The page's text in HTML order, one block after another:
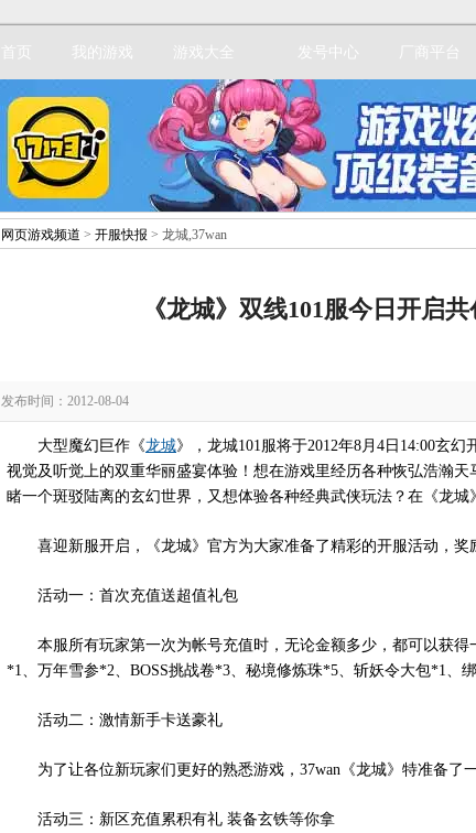
首页 我的游戏 游戏大全 发号中心 厂商平台
网页游戏频道 > 开服快报 > 龙城,37wan
《龙城》双线101服今日开启
发布时间：2012-08-04
大型魔幻巨作《龙城》，龙城101服将于2012年8月4日14:00玄
视觉及听觉上的双重华丽盛宴体验！想在游戏里经历各种恢弘浩瀚天
睹一个斑驳陆离的玄幻世界，又想体验各种经典武侠玩法？在《龙城
喜迎新服开启，《龙城》官方为大家准备了精彩的开服活动，奖
活动一：首次充值送超值礼包
本服所有玩家第一次为帐号充值时，无论金额多少，都可以获得
*1、万年雪参*2、BOSS挑战卷*3、秘境修炼珠*5、斩妖令大包*1、绑
活动二：激情新手卡送豪礼
为了让各位新玩家们更好的熟悉游戏，37wan《龙城》特准备了一
活动三：新区充值累积有礼 装备玄铁等你拿
立即注册